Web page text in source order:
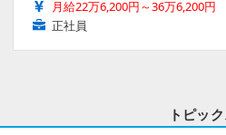
月給22万6,200円～36万6,200円
正社員
トピック